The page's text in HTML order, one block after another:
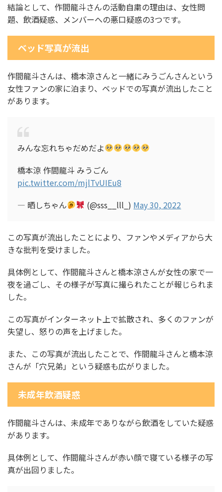
結論として、作間龍斗さんの活動自粛の理由は、女性問
題、飲酒疑惑、メンバーへの悪口疑惑の3つです。
ベッド写真が流出
作間龍斗さんは、橋本涼さんと一緒にみうごんさんという
女性ファンの家に泊まり、ベッドでの写真が流出したこと
があります。
みんな忘れちゃだめだよ
橋本涼 作間龍斗 みうごん
pic.twitter.com/mjlTvUIEu8
— 晒しちゃん
(@sss__lll_) May 30, 2022
この写真が流出したことにより、ファンやメディアから大
きな批判を受けました。
具体例として、作間龍斗さんと橋本涼さんが女性の家で一
夜を過ごし、その様子が写真に撮られたことが報じられま
した。
この写真がインターネット上で拡散され、多くのファンが
失望し、怒りの声を上げました。
また、この写真が流出したことで、作間龍斗さんと橋本涼
さんが「穴兄弟」という疑惑も広がりました。
未成年飲酒疑惑
作間龍斗さんは、未成年でありながら飲酒をしていた疑惑
があります。
具体例として、作間龍斗さんが赤い顔で寝ている様子の写
真が出回りました。